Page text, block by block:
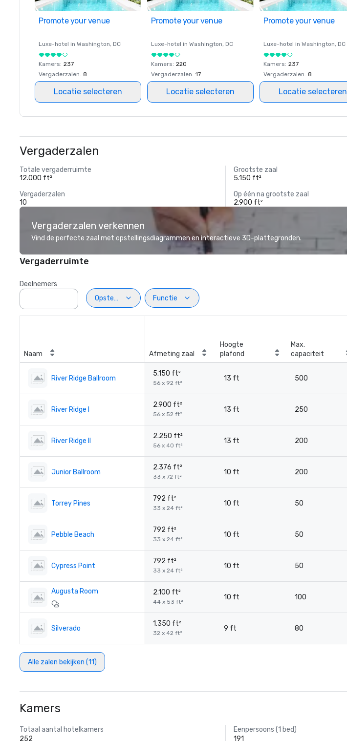
Promote your venue
Luxe-hotel in Washington, DC
Kamers: 237
Vergaderzalen: 8
Locatie selecteren
Promote your venue
Luxe-hotel in Washington, DC
Kamers: 220
Vergaderzalen: 17
Locatie selecteren
Promote your venue
Luxe-hotel in Washington, DC
Kamers: 237
Vergaderzalen: 8
Locatie selecteren
Vergaderzalen
Totale vergaderruimte
12.000 ft²
Grootste zaal
5.150 ft²
Vergaderzalen
10
Op één na grootste zaal
2.900 ft²
Vergaderzalen verkennen
Vind de perfecte zaal met opstellingsdiagrammen en interactieve 3D-plattegronden.
Vergaderruimte
Deelnemers
Opstelling
Functie
Naam Afmeting zaal
Hoogte
plafond
Max.
capaciteit
River Ridge Ballroom
5.150 ft²
56 x 92 ft²
13 ft 500
River Ridge I
2.900 ft²
56 x 52 ft²
13 ft 250
River Ridge II
2.250 ft²
56 x 40 ft²
13 ft 200
Junior Ballroom
2.376 ft²
33 x 72 ft²
10 ft 200
Torrey Pines
792 ft²
33 x 24 ft²
10 ft 50
Pebble Beach
792 ft²
33 x 24 ft²
10 ft 50
Cypress Point
792 ft²
33 x 24 ft²
10 ft 50
Augusta Room 2.100 ft²
44 x 53 ft²
10 ft 100
Silverado
1.350 ft²
32 x 42 ft²
9 ft 80
Alle zalen bekijken (11)
Kamers
Totaal aantal hotelkamers
252
Eenpersoons (1 bed)
191